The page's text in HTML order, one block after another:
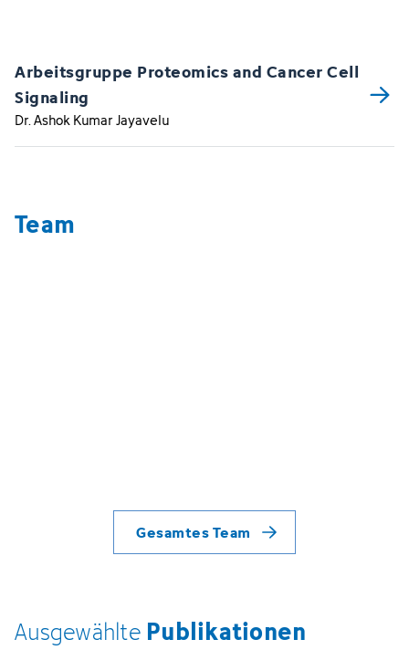
Arbeitsgruppe Proteomics and Cancer Cell
Signaling
Dr. Ashok Kumar Jayavelu
Team
Gesamtes Team
Ausgewählte Publikationen